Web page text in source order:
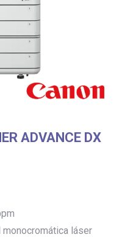
ADVANCE DX
láser